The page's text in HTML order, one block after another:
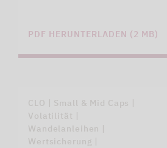
PDF HERUNTERLADEN (2 MB)
CLO | Small & Mid Caps |
Volatilität |
Wandelanleihen |
Wertsicherung |